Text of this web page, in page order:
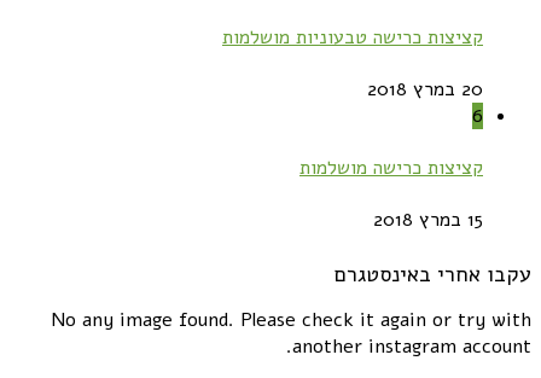
קציצות כרישה טבעוניות מושלמות
20 במרץ 2018
6
קציצות כרישה מושלמות
15 במרץ 2018
עקבו אחרי באינסטגרם
No any image found. Please check it again or try with
another instagram account.